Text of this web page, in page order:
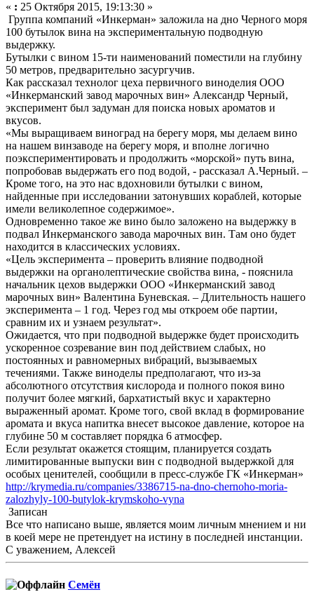
« : 25 Октября 2015, 19:13:30 »
Группа компаний «Инкерман» заложила на дно Черного моря
100 бутылок вина на экспериментальную подводную
выдержку.
Бутылки с вином 15-ти наименований поместили на глубину
50 метров, предварительно засургучив.
Как рассказал технолог цеха первичного виноделия ООО
«Инкерманский завод марочных вин» Александр Черный,
эксперимент был задуман для поиска новых ароматов и
вкусов.
«Мы выращиваем виноград на берегу моря, мы делаем вино
на нашем винзаводе на берегу моря, и вполне логично
поэкспериментировать и продолжить «морской» путь вина,
попробовав выдержать его под водой, - рассказал А.Черный. –
Кроме того, на это нас вдохновили бутылки с вином,
найденные при исследовании затонувших кораблей, которые
имели великолепное содержимое».
Одновременно такое же вино было заложено на выдержку в
подвал Инкерманского завода марочных вин. Там оно будет
находится в классических условиях.
«Цель эксперимента – проверить влияние подводной
выдержки на органолептические свойства вина, - пояснила
начальник цехов выдержки ООО «Инкерманский завод
марочных вин» Валентина Буневская. – Длительность нашего
эксперимента – 1 год. Через год мы откроем обе партии,
сравним их и узнаем результат».
Ожидается, что при подводной выдержке будет происходить
ускоренное созревание вин под действием слабых, но
постоянных и равномерных вибраций, вызываемых
течениями. Также виноделы предполагают, что из-за
абсолютного отсутствия кислорода и полного покоя вино
получит более мягкий, бархатистый вкус и характерно
выраженный аромат. Кроме того, свой вклад в формирование
аромата и вкуса напитка внесет высокое давление, которое на
глубине 50 м составляет порядка 6 атмосфер.
Если результат окажется стоящим, планируется создать
лимитированные выпуски вин с подводной выдержкой для
особых ценителей, сообщили в пресс-службе ГК «Инкерман»
http://krymedia.ru/companies/3386715-na-dno-chernoho-moria-
zalozhyly-100-butylok-krymskoho-vyna
Записан
Все что написано выше, является моим личным мнением и ни
в коей мере не претендует на истину в последней инстанции.
С уважением, Алексей
Семён